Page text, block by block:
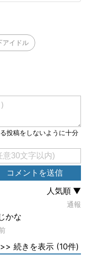
アイドル